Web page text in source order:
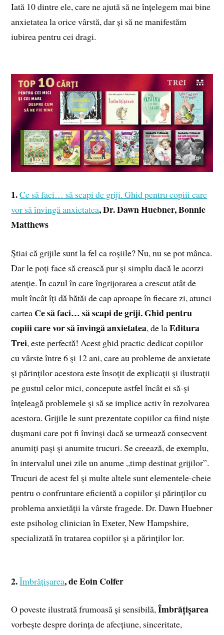
Iată 10 dintre ele, care ne ajută să ne înțelegem mai bine
anxietatea la orice vârstă, dar și să ne manifestăm
iubirea pentru cei dragi.
1.Ce să faci… să scapi de griji. Ghid pentru copiii care
vor să învingă anxietatea,Dr. Dawn Huebner, Bonnie
Matthews
Ştiai că grijile sunt la fel ca roşiile? Nu, nu se pot mânca.
Dar le poţi face să crească pur şi simplu dacă le acorzi
atenţie. În cazul în care îngrijorarea a crescut atât de
mult încât îţi dă bătăi de cap aproape în fiecare zi, atunci
cartea Ce să faci… să scapi de griji. Ghid pentru
copiii care vor să învingă anxietatea, de laEditura
Trei, este perfectă! Acest ghid practic dedicat copiilor
cu vârste între 6 şi 12 ani, care au probleme de anxietate
şi părinţilor acestora este însoţit de explicaţii şi ilustraţii
pe gustul celor mici, concepute astfel încât ei să-şi
înţeleagă problemele şi să se implice activ în rezolvarea
acestora. Grijile le sunt prezentate copiilor ca fiind nişte
duşmani care pot fi învinşi dacă se urmează consecvent
anumiţi paşi şi anumite trucuri. Se creează, de exemplu,
în intervalul unei zile un anume „timp destinat grijilor”.
Trucuri de acest fel şi multe altele sunt elementele-cheie
pentru o confruntare eficientă a copiilor şi părinţilor cu
problema anxietăţii la vârste fragede. Dr. Dawn Huebner
este psiholog clinician în Exeter, New Hampshire,
specializată în tratarea copiilor şi a părinţilor lor.
2.Îmbrățișarea, deEoin Colfer
O poveste ilustrată frumoasă și sensibilă,Îmbrățișarea
vorbește despre dorința de afecțiune, sinceritate,